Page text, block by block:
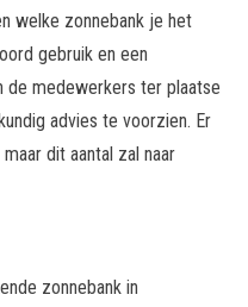
welke zonnebank je het
gebruik en een
de medewerkers ter plaatse
advies te voorzien. Er
maar dit aantal zal naar
zonnebank in